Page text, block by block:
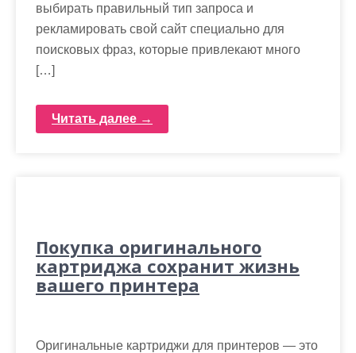
выбирать правильный тип запроса и
рекламировать свой сайт специально для
поисковых фраз, которые привлекают много
[…]
Читать далее →
Покупка оригинального
картриджа сохранит жизнь
вашего принтера
Оригинальные картриджи для принтеров — это